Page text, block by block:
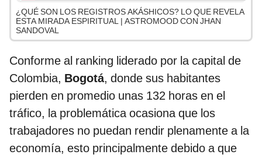
¿QUÉ SON LOS REGISTROS AKÁSHICOS? LO QUE REVELA
ESTA MIRADA ESPIRITUAL | ASTROMOOD CON JHAN
SANDOVAL
Conforme al ranking liderado por la capital de
Colombia, Bogotá, donde sus habitantes
pierden en promedio unas 132 horas en el
tráfico, la problemática ocasiona que los
trabajadores no puedan rendir plenamente a la
economía, esto principalmente debido a que